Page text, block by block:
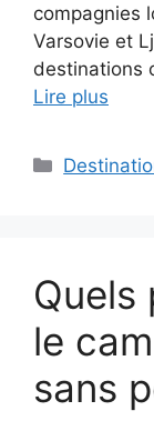
compagnies
Varsovie et
destinations
Lire plus
Quels
le
sans